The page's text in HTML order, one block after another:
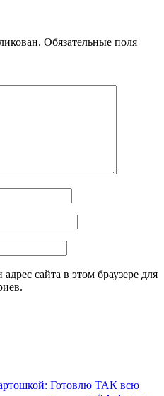
Обязательные поля
сайта в этом браузере для